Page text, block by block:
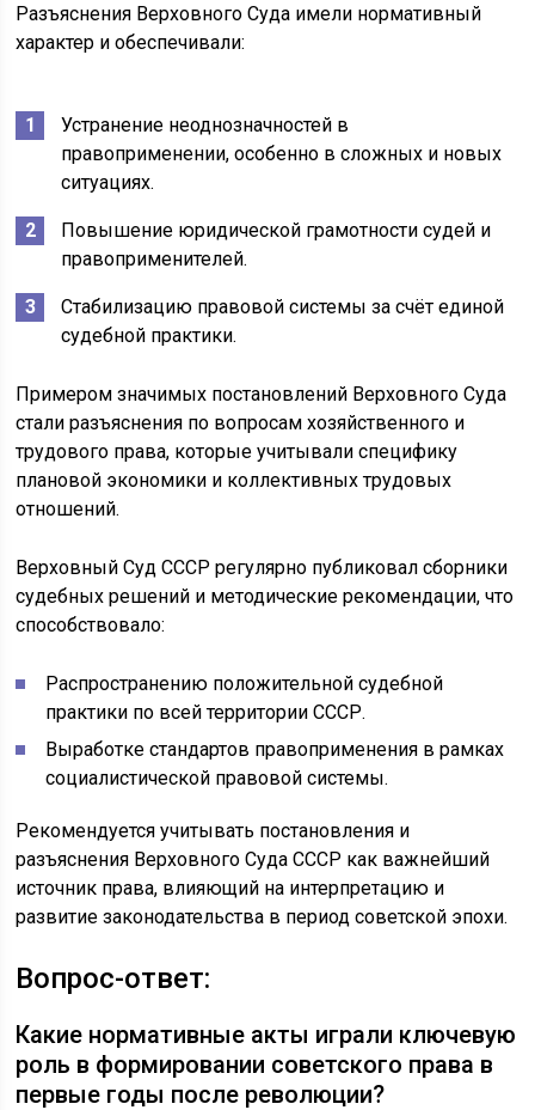
Разъяснения Верховного Суда имели нормативный
характер и обеспечивали:
Устранение неоднозначностей в
правоприменении, особенно в сложных и новых
ситуациях.
Повышение юридической грамотности судей и
правоприменителей.
Стабилизацию правовой системы за счёт единой
судебной практики.
Примером значимых постановлений Верховного Суда
стали разъяснения по вопросам хозяйственного и
трудового права, которые учитывали специфику
плановой экономики и коллективных трудовых
отношений.
Верховный Суд СССР регулярно публиковал сборники
судебных решений и методические рекомендации, что
способствовало:
Распространению положительной судебной
практики по всей территории СССР.
Выработке стандартов правоприменения в рамках
социалистической правовой системы.
Рекомендуется учитывать постановления и
разъяснения Верховного Суда СССР как важнейший
источник права, влияющий на интерпретацию и
развитие законодательства в период советской эпохи.
Вопрос-ответ:
Какие нормативные акты играли ключевую
роль в формировании советского права в
первые годы после революции?